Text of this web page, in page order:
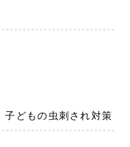
子どもの虫刺され対策